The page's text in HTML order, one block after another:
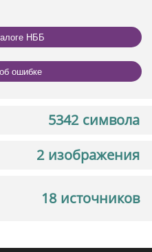
НББ
ошибке
5342 символа
2 изображения
18 источников